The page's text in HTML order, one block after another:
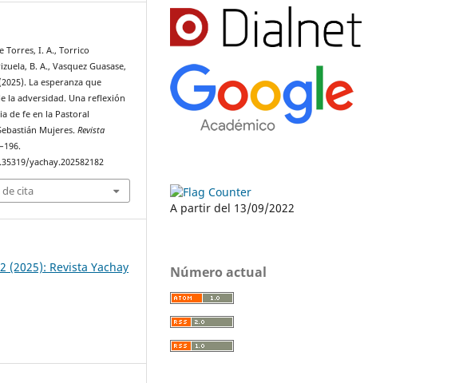
Torres, I. A., Torrico
B. A., Vasquez Guasase,
La esperanza que
la adversidad. Una reflexión
de fe en la Pastoral
Mujeres.Revista
yachay.202582182
cita
(2025): Revista Yachay
A partir del 13/09/2022
Número actual